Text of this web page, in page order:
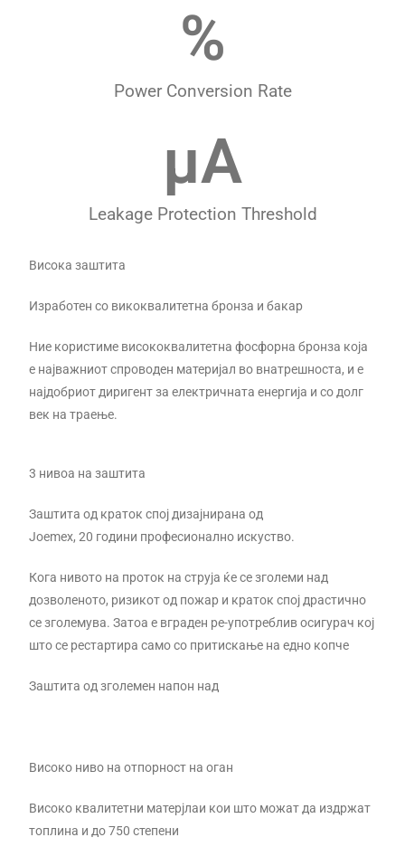
Power Conversion Rate
%
Leakage Protection Threshold
μA
Висока заштита
Изработен со викоквалитетна бронза и бакар
Ние користиме висококвалитетна фосфорна бронза која
е најважниот спроводен материјал во внатрешноста, и е
најдобриот диригент за електричната енергија и со долг
век на траење.
3 нивоа на заштита
Заштита од краток спој дизајнирана од
Joemex, 20 години професионално искуство.
Кога нивото на проток на струја ќе се зголеми над
дозволеното, ризикот од пожар и краток спој драстично
се зголемува. Затоа е вграден ре-употреблив осигурач кој
што се рестартира само со притискање на едно копче
Заштита од зголемен напон над
Високо ниво на отпорност на оган
Високо квалитетни матерјлаи кои што можат да издржат
топлина и до 750 степени